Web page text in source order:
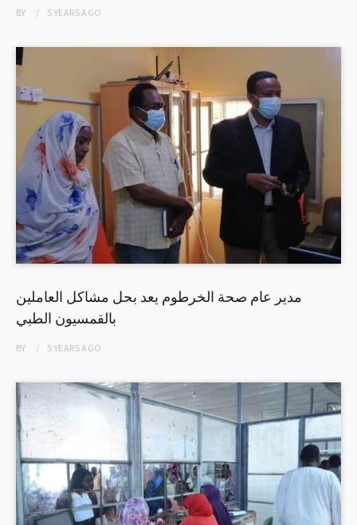
BY 5 YEARSAGO
مدير عام صحة الخرطوم يعد بحل مشاكل العاملين
بالقمسيون الطبي
BY 5 YEARSAGO